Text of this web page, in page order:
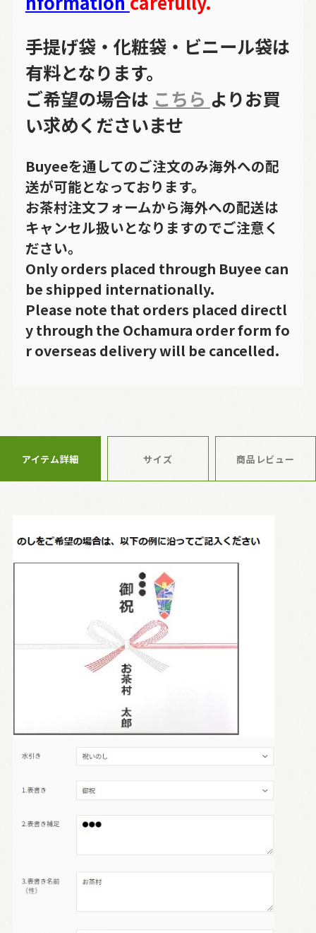
手提げ袋・化粧袋・ビニール袋は
有料となります。
ご希望の場合は こちら よりお買
い求めくださいませ
Buyeeを通してのご注文のみ海外への配
送が可能となっております。
お茶村注文フォームから海外への配送は
キャンセル扱いとなりますのでご注意く
ださい。
Only orders placed through Buyee can
be shipped internationally.
Please note that orders placed directl
y through the Ochamura order form fo
r overseas delivery will be cancelled.
アイテム詳細 サイズ 商品レビュー